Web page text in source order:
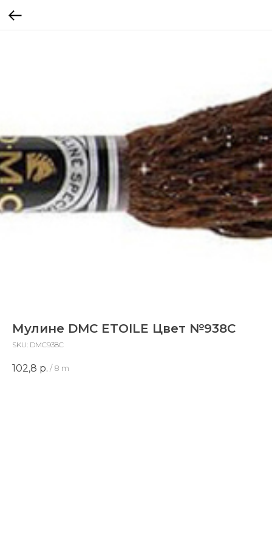
Мулине DMC ETOILE Цвет №938C
SKU: DMC938C
102,8 р. / 8 m